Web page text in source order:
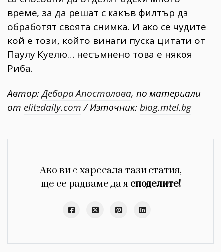
време, за да решат с какъв филтър да
обработят своята снимка. И ако се чудите
кой е този, който винаги пуска цитати от
Паулу Куелю… несъмнено това е някоя
Риба.
Автор:Дебора Апостолова, по материали
от elitedaily.com/ Източник: blog.mtel.bg
Ако ви е харесала тази статия,
ще се радваме да я споделите!